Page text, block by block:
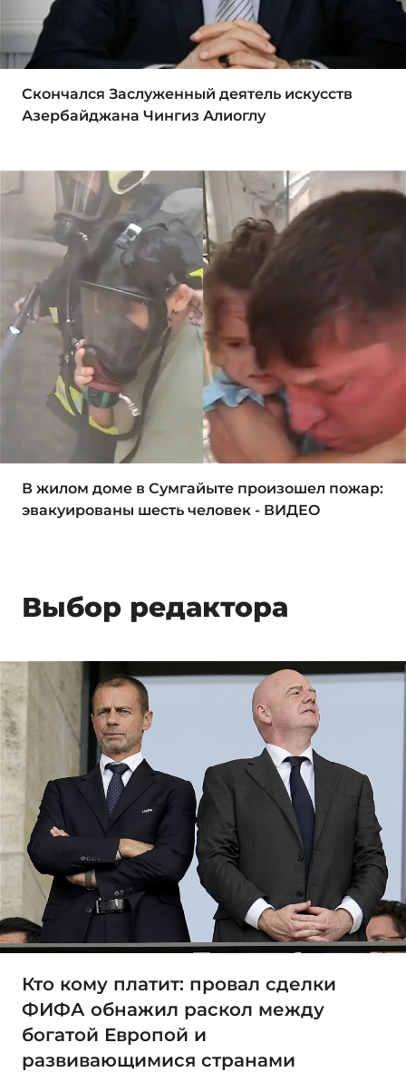
Скончался Заслуженный деятель искусств
Азербайджана Чингиз Алиоглу
В жилом доме в Сумгайыте произошел пожар:
эвакуированы шесть человек - ВИДЕО
Выбор редактора
Кто кому платит: провал сделки
ФИФА обнажил раскол между
богатой Европой и
развивающимися странами